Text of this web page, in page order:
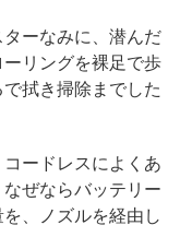
ーなみに、潜んだ
リングを裸足で歩
拭き掃除までした
ードレスによくあ
ぜならバッテリー
、ノズルを経由し